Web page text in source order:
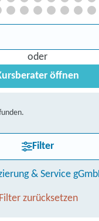
oder
öffnen
Filter
& Service
zurücksetzen